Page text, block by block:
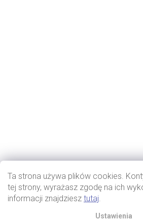
Ta strona używa plików cookies.
tej strony, wyrażasz zgodę na ich
informacji znajdziesz tutaj.
Ustawienia